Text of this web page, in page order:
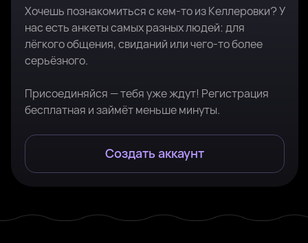
Хочешь познакомиться с кем-то из Келлеровки? У
нас есть анкеты самых разных людей: для
лёгкого общения, свиданий или чего-то более
серьёзного.
Присоединяйся — тебя уже ждут! Регистрация
бесплатная и займёт меньше минуты.
Создать аккаунт